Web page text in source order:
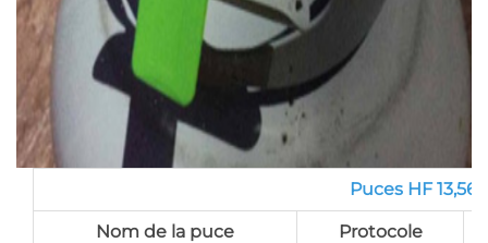
Puces HF 13,56
Nom de la puce Protocole